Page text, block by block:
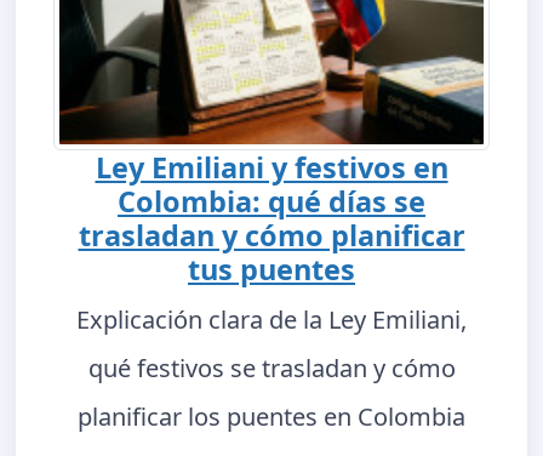
Ley Emiliani y festivos en
Colombia: qué días se
trasladan y cómo planificar
tus puentes
Explicación clara de la Ley Emiliani,
qué festivos se trasladan y cómo
planificar los puentes en Colombia